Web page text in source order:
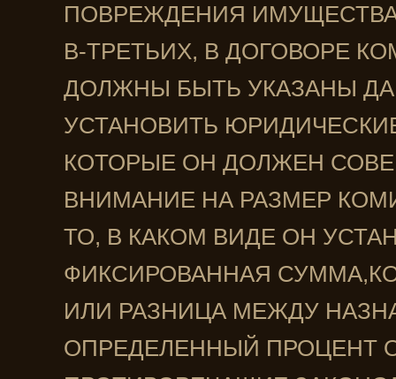
ПОВРЕЖДЕНИЯ ИМУЩЕСТВА
В-ТРЕТЬИХ, В ДОГОВОРЕ
ДОЛЖНЫ БЫТЬ УКАЗАНЫ
УСТАНОВИТЬ
КОТОРЫЕ ОН ДОЛЖЕН
ВНИМАНИЕ НА РАЗМЕР
ТО, В КАКОМ ВИДЕ ОН
ФИКСИРОВАННАЯ
ИЛИ РАЗНИЦА МЕЖДУ
ОПРЕДЕЛЕННЫЙ ПРОЦЕНТ